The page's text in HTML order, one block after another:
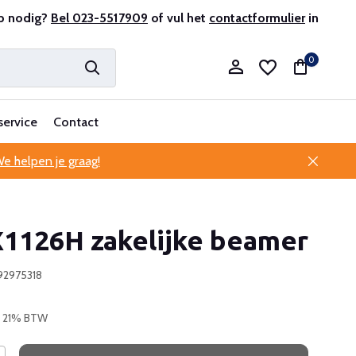
klantenservice
nodig? Bel 023-5517909 of vul het contactformulierin
Account aanmaken
0
Contact
helpen je graag!
zakelijke beamer
BTW